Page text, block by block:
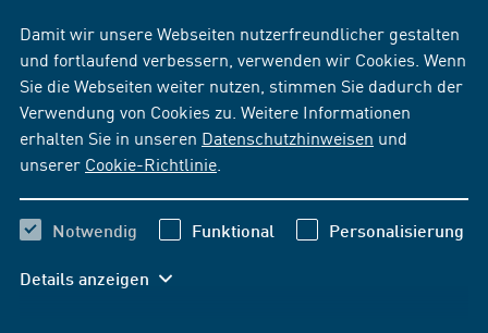
Damit wir unsere Webseiten nutzerfreundlicher gestalten
und fortlaufend verbessern, verwenden wir Cookies. Wenn
Sie die Webseiten weiter nutzen, stimmen Sie dadurch der
Verwendung von Cookies zu. Weitere Informationen
erhalten Sie in unseren Datenschutzhinweisen und
unserer Cookie-Richtlinie
Notwendig Funktional Personalisierung
Details anzeigen